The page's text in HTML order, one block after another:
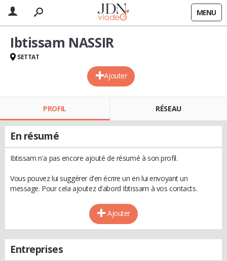
MENU
Ajouter
Ibtissam NASSIR
SETTAT
PROFIL RÉSEAU
En résumé
Ibtissam n'a pas encore ajouté de résumé à son profil.
Vous pouvez lui suggérer d'en écrire un en lui envoyant un
message. Pour cela ajoutez d'abord Ibtissam à vos contacts.
Ajouter
Entreprises